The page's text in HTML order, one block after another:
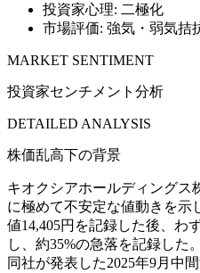
投資家心理: 二極化
市場評価: 強気・弱気拮
MARKET SENTIMENT
投資家センチメント分析
DETAILED ANALYSIS
株価乱高下の背景
キオクシアホールディングス
に極めて不安定な値動きを示
値14,405円を記録した後、わ
し、約35%の急落を記録した
同社が発表した2025年9月中